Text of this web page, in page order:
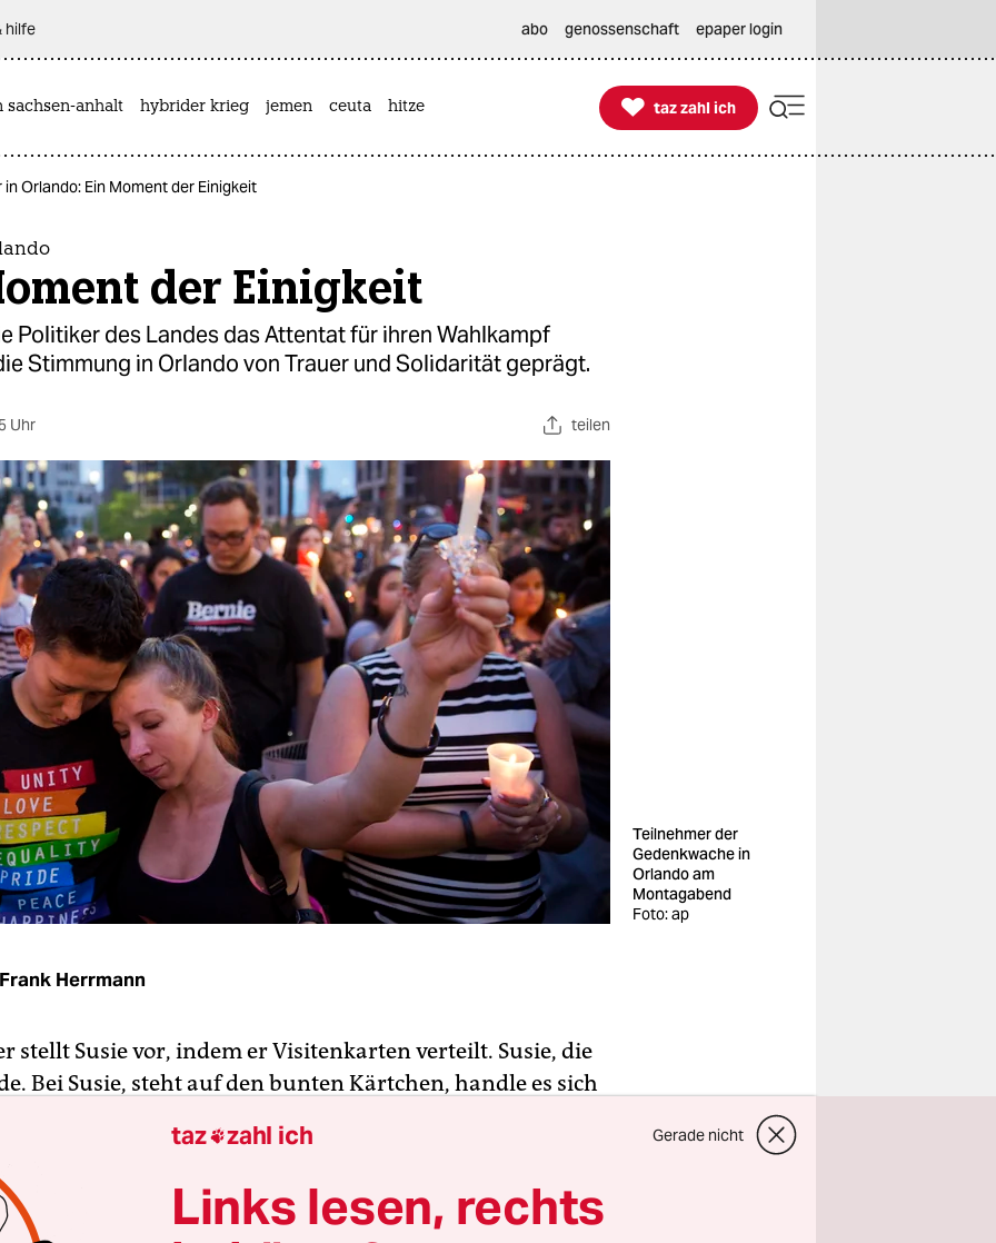
hilfe abo genossenschaft epaper login
sachsen-anhalt hybrider krieg jemen ceuta hitze 
taz zahl ich
taz zahl ich
in Orlando: Ein Moment der Einigkeit
der Einigkeit
Politiker des Landes das Attentat für ihren Wahlkampf
Stimmung in Orlando von Trauer und Solidarität geprägt.
Uhr teilen
Teilnehmer der
Gedenkwache in
Orlando am
Montagabend
Foto: ap
Frank Herrmann
stellt Susie vor, indem er Visitenkarten verteilt. Susie, die
Bei Susie, steht auf den bunten Kärtchen, handle es sich
bedrücke. Zu einem Hund zu sprechen sei ja
einfacher, als sich einem Menschen zu offenbaren, sagt
taz zahl ich Gerade nicht
Links lesen, rechts